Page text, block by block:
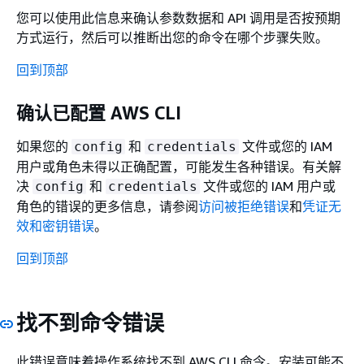
2019-08-12 12:36:18,328 - MainThread -
2019-08-12 12:36:18,328 - MainThread
2019-08-12 12:36:18,329 - MainThread -
2019-08-12 12:36:18,329 - MainThread -
2019-08-12 12:36:18,329 - MainThread -
2019-08-12 12:36:18,329 - MainThread
2019-08-12 12:36:18,329 - MainThread
2019-08-12 12:36:18,330 - MainThread -
2019-08-12 12:36:18,334 - MainThread -
2019-08-12 12:36:18,337 - MainThread -
2019-08-12 12:36:18,337 - MainThread -
2019-08-12 12:36:18,340 - MainThread -
2019-08-12 12:36:18,342 - MainThread -
2019-08-12 12:36:18,343 - MainThread -
您可以使用此信息来确认参数数据和 API 调用是否按预期
方式运行，然后可以推断出您的命令在哪个步骤失败。
回到顶部
确认已配置 AWS CLI
如果您的 config 和 credentials 文件或您的 IAM
用户或角色未得以正确配置，可能发生各种错误。有关解
决 config 和 credentials 文件或您的 IAM 用户或
角色的错误的更多信息，请参阅访问被拒绝错误和凭证无
效和密钥错误。
回到顶部
找不到命令错误